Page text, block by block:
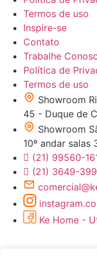
Termos de uso
Inspire-se
Contato
Trabalhe
Política de
Termos de uso
Showroom
45 - Duque de
Showroom
10º andar salas
(21) 99560-
(21) 3649-
Ke Home -